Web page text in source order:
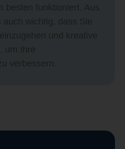
besten funktioniert. Aus
wichtig, dass Sie
und kreative
um Ihre
verbessern.